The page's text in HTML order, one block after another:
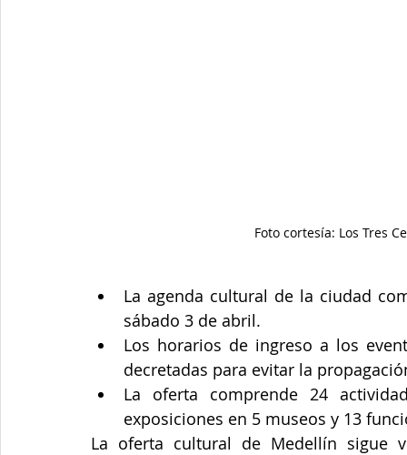
Foto cortesía: Los Tres
La agenda cultural de la ciudad
sábado 3 de abril.
Los horarios de ingreso a los
decretadas para evitar la
La oferta comprende 24
exposiciones en 5 museos y 13
La oferta cultural de Medellín sigue